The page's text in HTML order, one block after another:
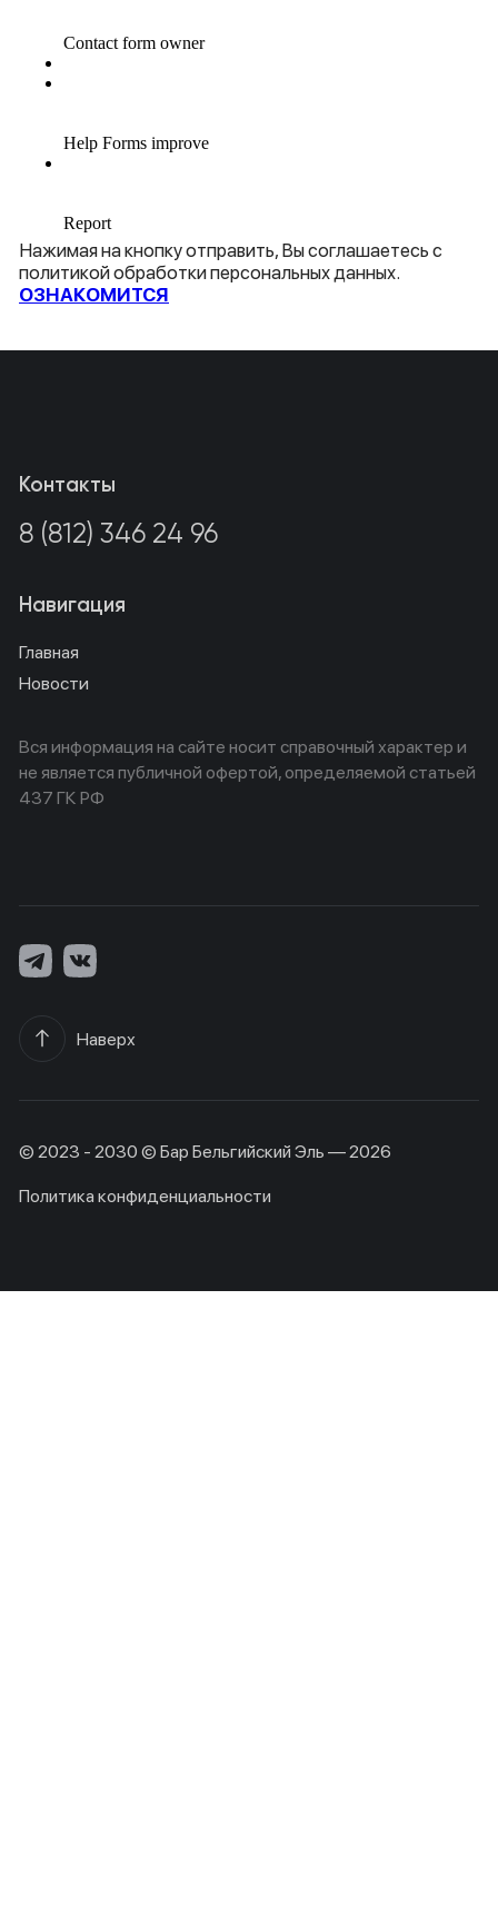
Нажимая на кнопку отправить, Вы соглашаетесь с
политикой обработки персональных данных.
ОЗНАКОМИТСЯ
Контакты
8 (812) 346 24 96
Навигация
Главная
Новости
Вся информация на сайте носит справочный характер и
не является публичной офертой, определяемой статьей
437 ГК РФ
Наверх
© 2023 - 2030 © Бар Бельгийский Эль — 2026
Политика конфиденциальности